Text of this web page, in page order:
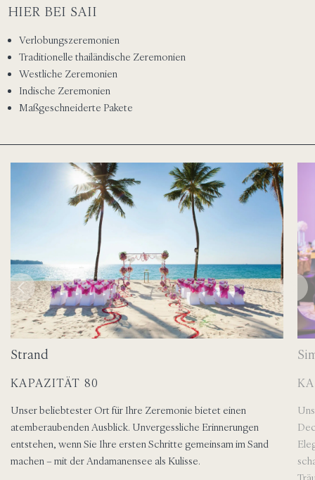
HIER BEI SAII
Verlobungszeremonien
Traditionelle thailändische Zeremonien
Westliche Zeremonien
Indische Zeremonien
Maßgeschneiderte Pakete
Strand
KAPAZITÄT 80
Unser beliebtester Ort für Ihre Zeremonie bietet einen
atemberaubenden Ausblick. Unvergessliche Erinnerungen
entstehen, wenn Sie Ihre ersten Schritte gemeinsam im Sand
machen – mit der Andamanensee als Kulisse.